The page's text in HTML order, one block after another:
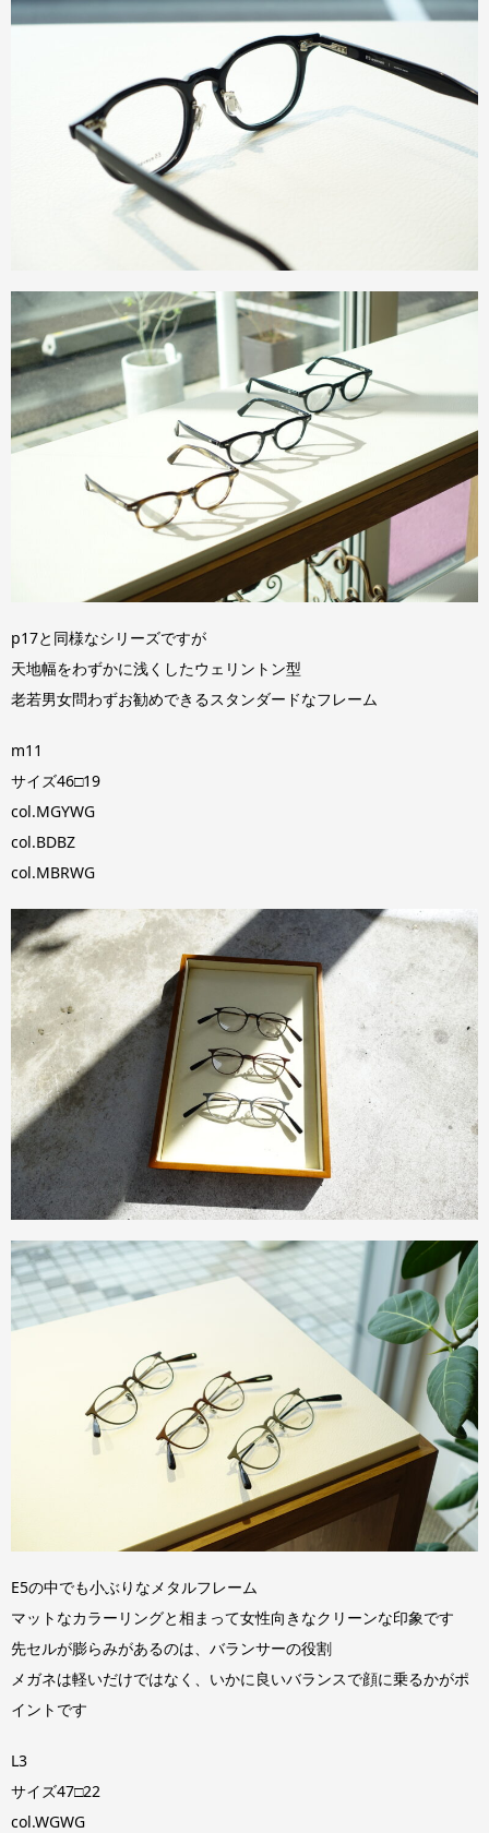
p17と同様なシリーズですが
天地幅をわずかに浅くしたウェリントン型
老若男女問わずお勧めできるスタンダードなフレーム
m11
サイズ46□19
col.MGYWG
col.BDBZ
col.MBRWG
E5の中でも小ぶりなメタルフレーム
マットなカラーリングと相まって女性向きなクリーンな印象です
先セルが膨らみがあるのは、バランサーの役割
メガネは軽いだけではなく、いかに良いバランスで顔に乗るかがポ
イントです
L3
サイズ47□22
col.WGWG